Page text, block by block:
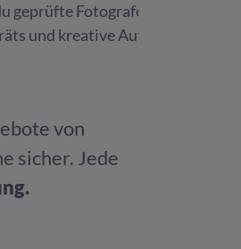
geprüfte Fotografen und
und kreative Aufträge.
von
sicher. Jede